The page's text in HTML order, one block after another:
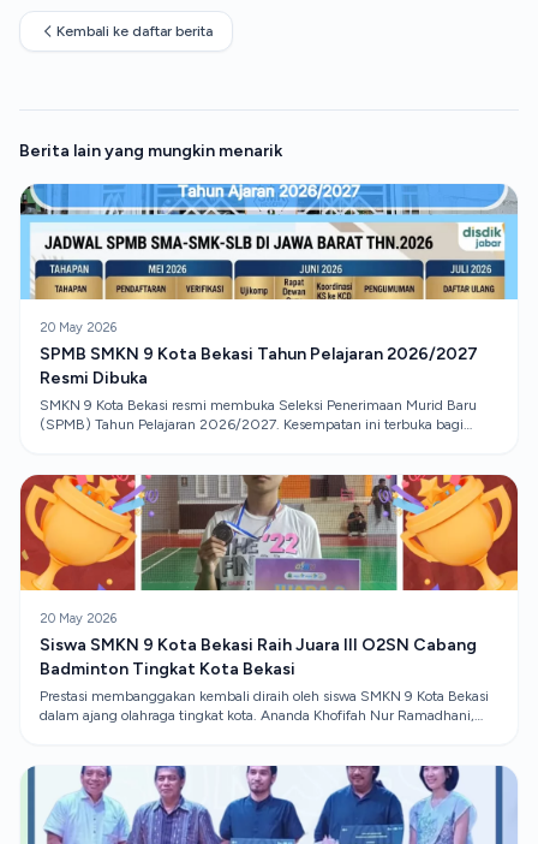
Kembali ke daftar berita
Berita lain yang mungkin menarik
20 May 2026
SPMB SMKN 9 Kota Bekasi Tahun Pelajaran 2026/2027
Resmi Dibuka
SMKN 9 Kota Bekasi resmi membuka Seleksi Penerimaan Murid Baru
(SPMB) Tahun Pelajaran 2026/2027. Kesempatan ini terbuka bagi
kerja maupun pendidikan lanjutan.
20 May 2026
Siswa SMKN 9 Kota Bekasi Raih Juara III O2SN Cabang
Badminton Tingkat Kota Bekasi
Prestasi membanggakan kembali diraih oleh siswa SMKN 9 Kota Bekasi
dalam ajang olahraga tingkat kota. Ananda Khofifah Nur Ramadhani,